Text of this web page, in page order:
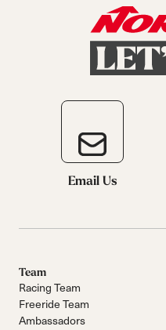
Email Us
Team
Racing Team
Freeride Team
Ambassadors